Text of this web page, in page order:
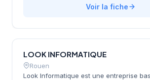
spécifiques des grandes entreprises
entre candidats et employeurs.
Voir la fiche
LOOK INFORMATIQUE
Rouen
Look Informatique est une entreprise